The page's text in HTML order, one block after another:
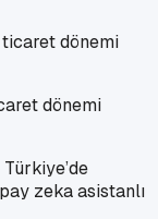
dönemi
zeka asistanlı